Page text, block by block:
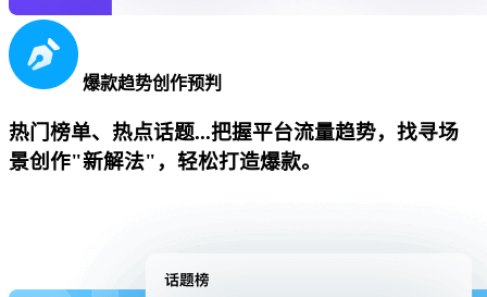
爆款趋势创作预判
热门榜单、热点话题...把握平台流量趋势，找寻场
景创作"新解法"，轻松打造爆款。